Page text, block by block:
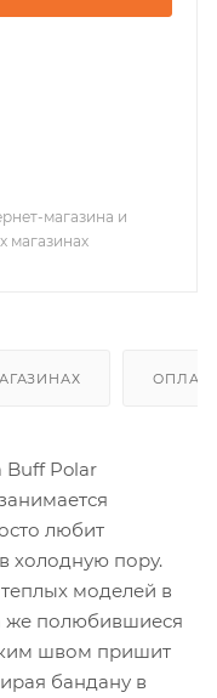
магазина и
магазинах
Buff Polar
любит
холодную пору.
моделей в
же полюбившиеся
швом пришит
бандану в